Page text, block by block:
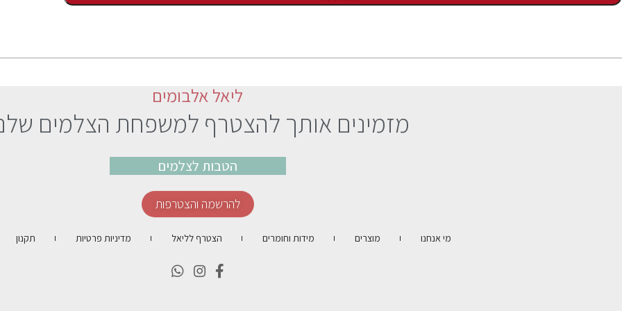
ליאל אלבומים
מזמינים אותך להצטרף למשפחת הצלמים
הטבות לצלמים
להרשמה והצטרפות
מי אנחנו מוצרים מידות וחומרים הצטרף לליאל מדיניות פרטיות תקנון